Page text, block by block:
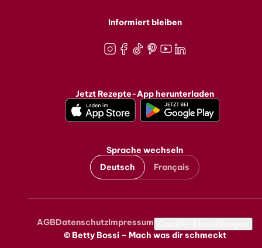
Informiert bleiben
Jetzt Rezepte-App herunterladen
Sprache wechseln
Deutsch
Français
Metanavigation
AGBDatenschutzImpressum
© Betty Bossi – Mach was dir schmeckt